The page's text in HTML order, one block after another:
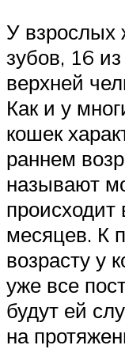
У взрослых
зубов, 16
верхней
Как и у
кошек
раннем
называют
происходит
месяцев. К
возрасту у
уже все
будут ей
на